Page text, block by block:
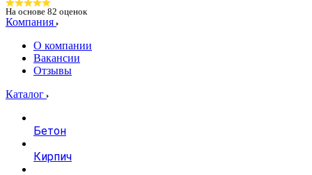
На основе 82 оценок
Компания
О компании
Вакансии
Отзывы
Каталог
Бетон
Кирпич